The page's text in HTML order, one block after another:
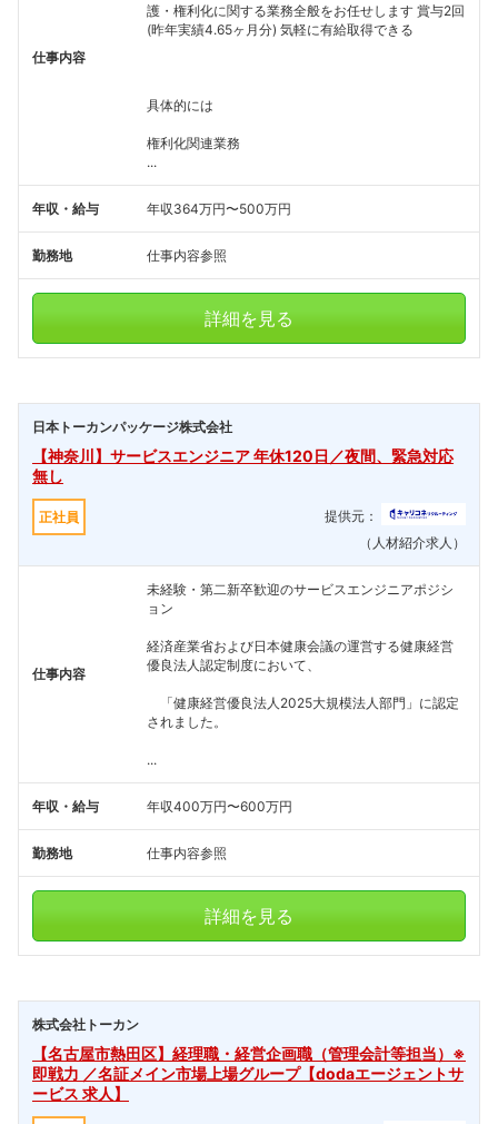
仕事内容
護・権利化に関する業務全般をお任せします 賞与2回
(昨年実績4.65ヶ月分) 気軽に有給取得できる
具体的には
権利化関連業務
...
年収・給与 年収364万円〜500万円
勤務地 仕事内容参照
詳細を見る
日本トーカンパッケージ株式会社
【神奈川】サービスエンジニア 年休120日／夜間、緊急対応
無し
正社員
提供元：
（人材紹介求人）
仕事内容
未経験・第二新卒歓迎のサービスエンジニアポジシ
ョン
経済産業省および日本健康会議の運営する健康経営
優良法人認定制度において、
「健康経営優良法人2025大規模法人部門」に認定
されました。
...
年収・給与 年収400万円〜600万円
勤務地 仕事内容参照
詳細を見る
株式会社トーカン
【名古屋市熱田区】経理職・経営企画職（管理会計等担当）※
即戦力 ／名証メイン市場上場グループ【dodaエージェントサ
ービス 求人】